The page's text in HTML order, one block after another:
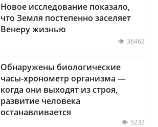
Новое исследование показало,
что Земля постепенно заселяет
Венеру жизнью
36462
Обнаружены биологические
часы-хронометр организма —
когда они выходят из строя,
развитие человека
останавливается
5232